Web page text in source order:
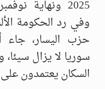
2025 ونهاية
وفي رد الحكومة
حزب اليسار، جاء
السكان يعتمدون